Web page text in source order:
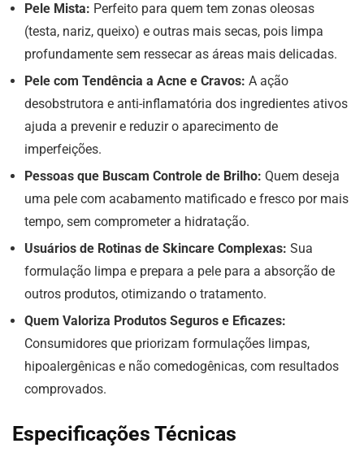
Pele Mista: Perfeito para quem tem zonas oleosas
(testa, nariz, queixo) e outras mais secas, pois limpa
profundamente sem ressecar as áreas mais delicadas.
Pele com Tendência a Acne e Cravos: A ação
desobstrutora e anti-inflamatória dos ingredientes ativos
ajuda a prevenir e reduzir o aparecimento de
imperfeições.
Pessoas que Buscam Controle de Brilho: Quem deseja
uma pele com acabamento matificado e fresco por mais
tempo, sem comprometer a hidratação.
Usuários de Rotinas de Skincare Complexas: Sua
formulação limpa e prepara a pele para a absorção de
outros produtos, otimizando o tratamento.
Quem Valoriza Produtos Seguros e Eficazes:
Consumidores que priorizam formulações limpas,
hipoalergênicas e não comedogênicas, com resultados
comprovados.
Especificações Técnicas